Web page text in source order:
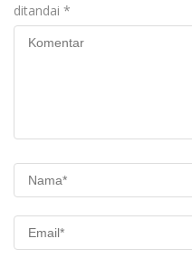
ditandai *